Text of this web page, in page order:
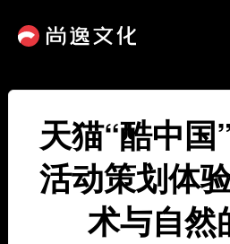
天猫“酷中国
活动策划体
术与自然